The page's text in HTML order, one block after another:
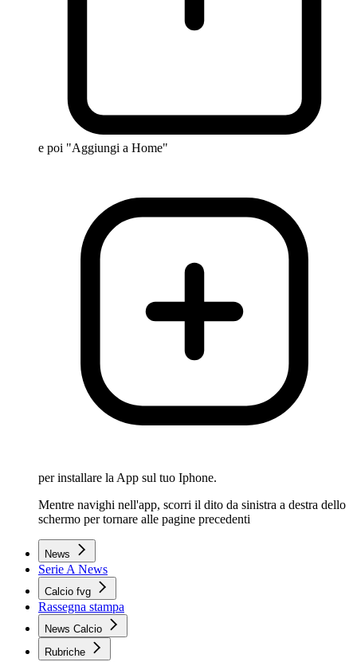
e poi "Aggiungi a Home"
per installare la App sul tuo Iphone.
Mentre navighi nell'app, scorri il dito da sinistra a destra dello
schermo per tornare alle pagine precedenti
News
Serie A News
Calcio fvg
Rassegna stampa
News Calcio
Rubriche